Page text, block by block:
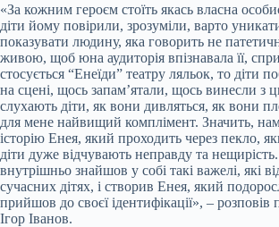
«За кожним героєм стоїть якась власна
діти йому повірили, зрозуміли, варто
показувати людину, яка говорить не
живою, щоб юна аудиторія впізнавала її,
стосується “Енеїди” театру ляльок, то діти
на сцені, щось запам’ятали, щось винесли з
слухають діти, як вони дивляться, як вони
для мене найвищий комплімент. Значить,
історію Енея, який проходить через пекло,
діти дуже відчувають неправду та
внутрішньо знайшов у собі такі важелі, які
сучасних дітях, і створив Енея, який
прийшов до своєї ідентифікації», –
Ігор Іванов.